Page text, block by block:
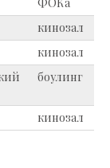
кинозал
кинозал
боулинг
кинозал